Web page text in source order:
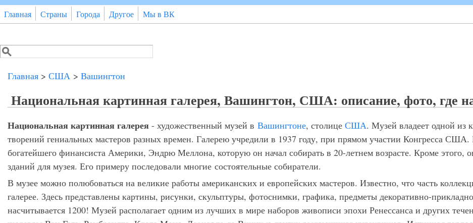
Перейти к основному содержанию
Главная Страны Города Другое Мы в ВК
Форма поиска
Поиск
Главная > США > Вашингтон
Национальная картинная галерея, Вашингтон, США: описание, фото, где
Национальная картинная галерея - художественный музей в Вашингтоне, столице США. Музей владеет одной из
творений гениальных мастеров разных времен. Галерею учредили в 1937 году, при прямом участии Конгресса США.
богатейшего финансиста Америки, Эндрю Меллона, которую он начал собирать в 20-летнем возрасте. Кроме этого,
зданий для музея. Его примеру последовали многие состоятельные собиратели.
В музее можно полюбоваться на великие работы американских и европейских мастеров. Известно, что часть
галерее. Здесь представлены картины, рисунки, скульптуры, фотоснимки, графика, предметы декоративно-
насчитывается 1200! Музей располагает одним из лучших в мире наборов живописи эпохи Ренессанса и других